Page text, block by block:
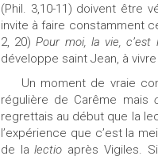
(Phil. 3,10-11) doivent être
invite à faire constamment
2, 20)Pour moi, la vie, c’est
développe saint Jean, à
Un moment de vraie
régulière de Carême mais
regrettais au début que la
l’expérience que c’est la
de lalectio après Vigiles.